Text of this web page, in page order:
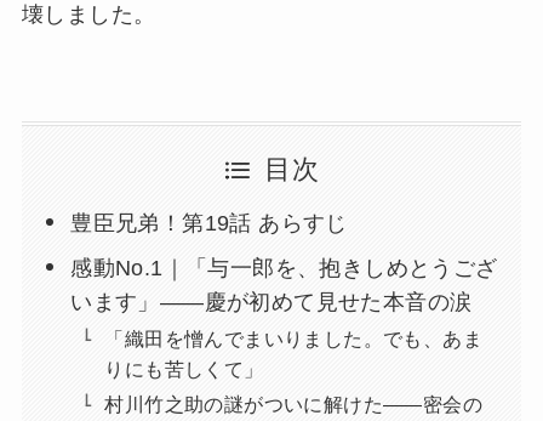
壊しました。
目次
豊臣兄弟！第19話 あらすじ
感動No.1｜「与一郎を、抱きしめとうござ
います」——慶が初めて見せた本音の涙
「織田を憎んでまいりました。でも、あま
りにも苦しくて」
村川竹之助の謎がついに解けた——密会の